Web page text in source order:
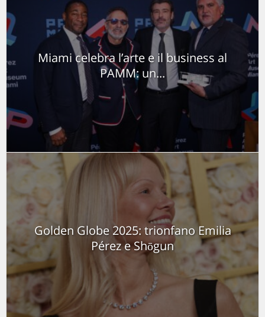
Miami celebra l’arte e il business al
PAMM: un...
Golden Globe 2025: trionfano Emilia
Pérez e Shōgun